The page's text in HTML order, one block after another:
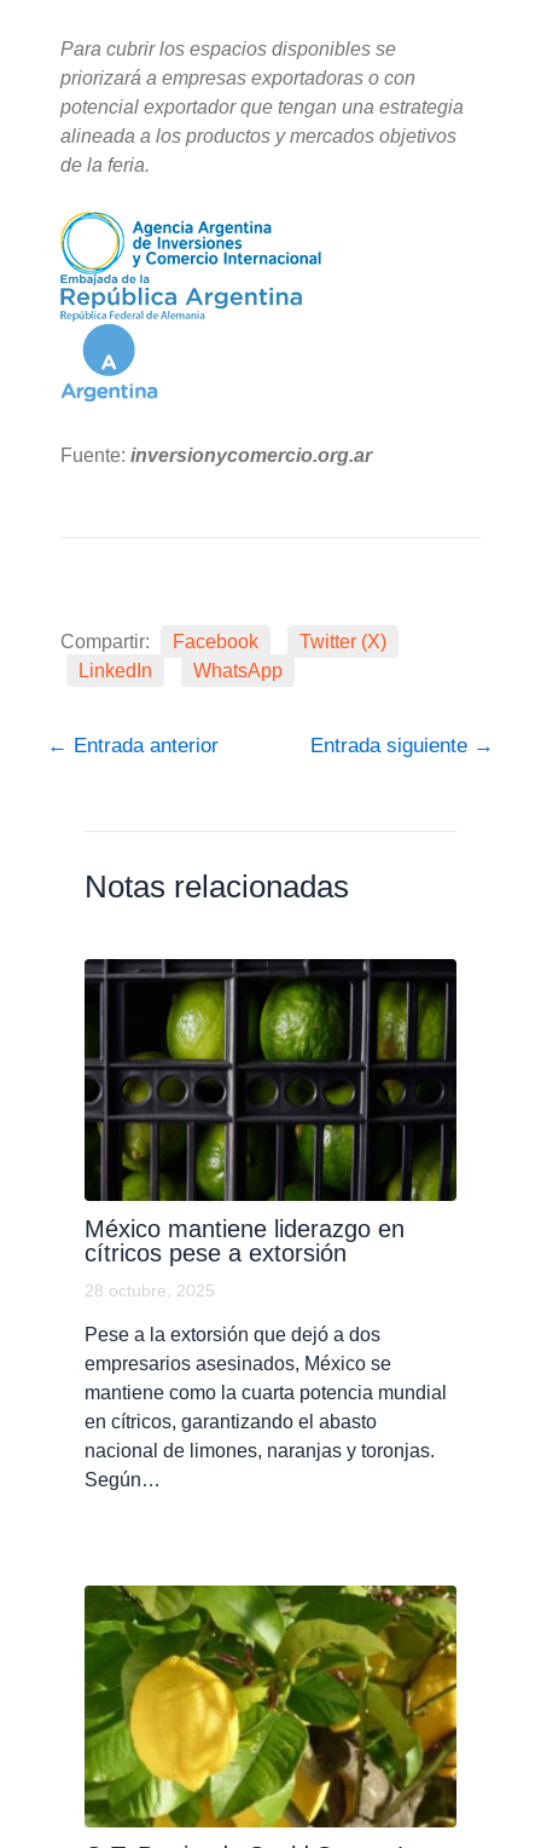
Para cubrir los espacios disponibles se
priorizará a empresas exportadoras o con
potencial exportador que tengan una estrategia
alineada a los productos y mercados objetivos
de la feria.
Fuente:inversionycomercio.org.ar
Compartir: Facebook
Twitter (X)
LinkedIn
WhatsApp
← Entrada anterior Entrada siguiente →
Notas relacionadas
México mantiene liderazgo en
cítricos pese a extorsión
28 octubre, 2025
Pese a la extorsión que dejó a dos
empresarios asesinados, México se
mantiene como la cuarta potencia mundial
en cítricos, garantizando el abasto
nacional de limones, naranjas y toronjas.
Según…